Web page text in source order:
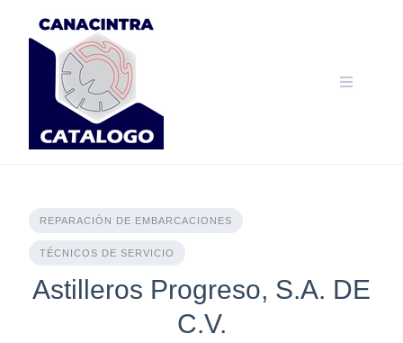
REPARACIÓN DE EMBARCACIONES
TÉCNICOS DE SERVICIO
Astilleros Progreso, S.A. DE
C.V.